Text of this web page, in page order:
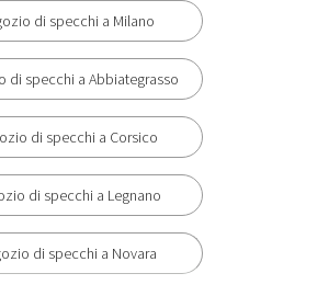
di specchi a Milano
di specchi a Abbiategrasso
di specchi a Corsico
di specchi a Legnano
di specchi a Novara